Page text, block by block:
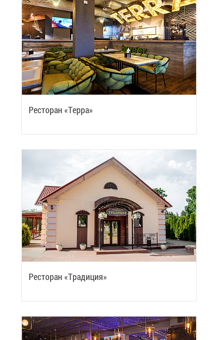
Ре­сто­ран «Тер­ра»
Ре­сто­ран «Тра­ди­ция»